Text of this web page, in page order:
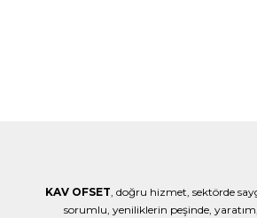
KAV OFSET, doğru hizmet, sektörde
sorumlu, yeniliklerin peşinde,